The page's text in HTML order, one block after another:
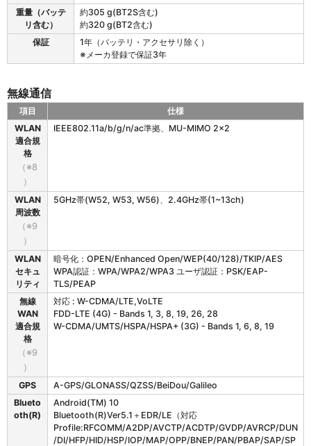
重量（バッテ
リ含む）
約305 g(BT2S含む)
約320 g(BT2含む)
保証
1年（バッテリ・アクセサリ除く）
※メーカ登録で保証3年
無線通信
通
項目
仕様
WLAN
適合規
格
（※8
）
IEEE802.11a/b/g/n/ac準拠、MU-MIMO 2×2
WLAN
周波数
（※9
）
5GHz帯(W52, W53, W56)、2.4GHz帯(1~13ch)
WLAN
セキュ
リティ
暗号化：OPEN/Enhanced Open/WEP(40/128)/TKIP/AES
WPA認証：WPA/WPA2/WPA3 ユーザ認証：PSK/EAP-
TLS/PEAP
無線
WAN
適合規
格
（※9
）
対応 : W-CDMA/LTE,VoLTE
FDD-LTE (4G) - Bands 1, 3, 8, 19, 26, 28
W-CDMA/UMTS/HSPA/HSPA+ (3G) - Bands 1, 6, 8, 19
GPS
A-GPS/GLONASS/QZSS/BeiDou/Galileo
Blueto
oth(R)
Android(TM) 10
Bluetooth(R)Ver5.1＋EDR/LE（対応
Profile:RFCOMM/A2DP/AVCTP/ACDTP/GVDP/AVRCP/DUN
/DI/HFP/HID/HSP/IOP/MAP/OPP/BNEP/PAN/PBAP/SAP/SP